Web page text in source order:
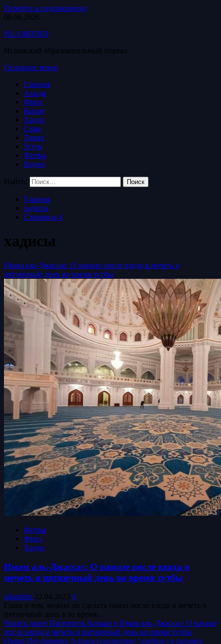
Перейти к содержимому
08.08.2026
ISLAMDINR
Исламский образовательный портал
Основное меню
Главная
Акыда
Фикх
Коран
Хадис
Сира
Тарих
Усуль
Фетвы
Видео
Найти:
Главная
хадисы
Страница 4
хадисы
Имам аль-Джассас: О намазе после входа в мечеть в
пятничный день во время хутбы
Фетвы
Фикх
Хадис
Имам аль-Джассас: О намазе после входа в
мечеть в пятничный день во время хутбы
islamdinr 22.04.2023 0
Глава о том, можно ли сделать намаз после входа в мечеть в
пятничный день в то время...
Читать далее Прочитать больше о Имам аль-Джассас: О намазе
после входа в мечеть в пятничный день во время хутбы
Намаз Посланника Аллаха (салляллаху ‘алейхи уа саллям).